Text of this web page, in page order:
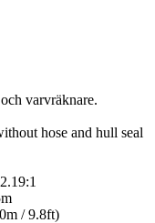
varvräknare.
hose and hull seal
/ 9.8ft)